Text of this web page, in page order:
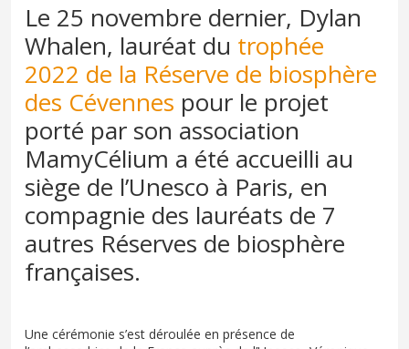
Le 25 novembre dernier, Dylan
Whalen, lauréat du trophée
2022 de la Réserve de biosphère
des Cévennes pour le projet
porté par son association
MamyCélium a été accueilli au
siège de l’Unesco à Paris, en
compagnie des lauréats de 7
autres Réserves de biosphère
françaises.
Une cérémonie s’est déroulée en présence de